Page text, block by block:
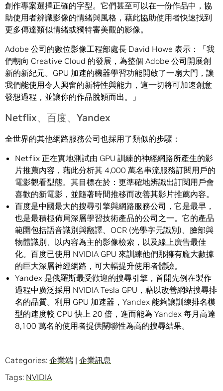
創作專案選擇正確的字型。它們甚至可以在一份作品中，協
助使用者辨識影像的情緒與風格，藉此協助使用者快速找到
更多傳達類似情緒或獨特審美觀的影像。
Adobe 公司的數位影像工程部處長 David Howe 表示：「我
們朝向 Creative Cloud 的發展，為整個 Adobe 公司開展創
新的新紀元。GPU 加速的機器學習功能開啟了一扇大門，讓
我們能使用令人興奮的新特性與能力，這一切將可加速創意
發想過程，並讓你的作品脫穎而出。」
Netflix、百度、Yandex
全世界的其他網路服務公司也採用了類似的步驟：
Netflix 正在實地測試由 GPU 訓練的神經網路所產生的影
片推薦內容，藉此分析其 4,000 萬名串流服務訂閱用戶的
電影觀看型態。其目標在於：更準確地辨識出訂閱用戶會
喜歡的新電影，並隨著時間推移而改善其影片推薦內容。
百度是中國最大的搜尋引擎與網路服務公司，它是最早，
也是最積極佈局深層學習技術產品的公司之一。它的產品
範圍包括語音識別與翻譯、OCR (光學字元識別)、臉部與
物體識別、以內容為主的影像檢索，以及線上廣告最佳
化。百度已使用 NVIDIA GPU 來訓練他們那擁有龐大數據
的巨大深層神經網路，可大幅提升使用者體驗。
Yandex 是俄羅斯最受歡迎的搜尋引擎，首開先例在製作
過程中廣泛採用 NVIDIA Tesla GPU，藉以改善網站搜尋排
名的品質。利用 GPU 加速器，Yandex 能夠讓訓練排名模
型的速度較 CPU 快上 20 倍，進而能為 Yandex 每月高達
8,100 萬名的使用者提供關聯性為高的搜尋結果。
Categories: 企業端 | 企業訊息
Tags: NVIDIA